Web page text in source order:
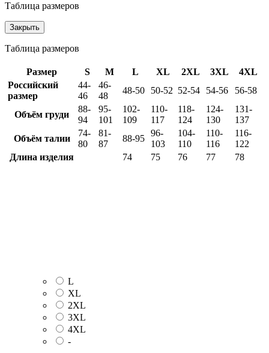
Таблица размеров
Закрыть
Таблица размеров
Размер S M L XL 2XL 3XL
4XL
Российский
размер
44-
46
46-
48
48-50 50-52 52-54 54-56 56-58
Объём груди
88-
94
95-
101
102-
109
110-
117
118-
124
124-
130
131-
137
Объём талии
74-
80
81-
87
88-95
96-
103
104-
110
110-
116
116-
122
Длина изделия
74 75 76 77 78
L
XL
2XL
3XL
4XL
-